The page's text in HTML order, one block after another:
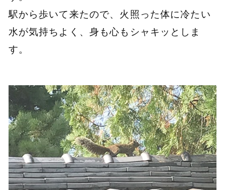
駅から歩いて来たので、火照った体に冷たい
水が気持ちよく、身も心もシャキッとしま
す。